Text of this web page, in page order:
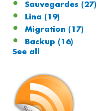
Sauvegardes (27)
Lina (19)
Migration (17)
Backup (16)
See all